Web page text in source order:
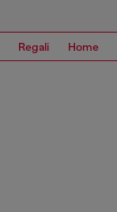
Regali Home